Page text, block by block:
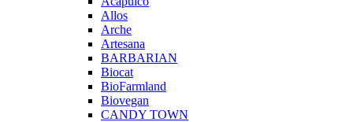
Allos
Arche
Artesana
BARBARIAN
Biocat
BioFarmland
Biovegan
CANDY TOWN